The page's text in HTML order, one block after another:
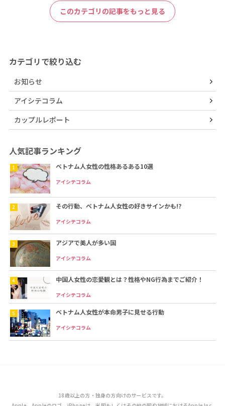
このカテゴリの記事をもっと見る
カテゴリで絞り込む
お知らせ
アイシテコラム
カップルレポート
人気記事ランキング
ベトナム人女性の性格あるある10選
アイシテコラム
その行動、ベトナム人女性の好きサインかも!?
アイシテコラム
アジアで美人が多い国
アイシテコラム
中国人女性の恋愛観とは？性格やNG行為までご紹介！
アイシテコラム
ベトナム人女性が本命男子に見せる行動
アイシテコラム
18歳以上の方・独身の方向けのサービスです。